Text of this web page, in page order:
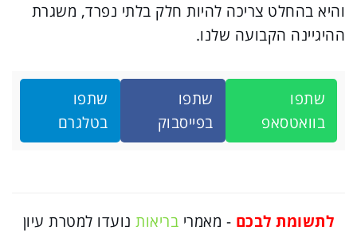
והיא בהחלט צריכה להיות חלק בלתי נפרד, משגרת
ההיגיינה הקבועה שלנו.
שתפו
בוואטסאפ
שתפו
בפייסבוק
שתפו
בטלגרם
לתשומת לבכם - מאמרי בריאותנועדו למטרת עיון